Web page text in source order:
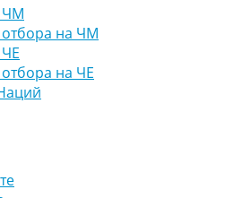
ЧМ
на ЧМ
на ЧЕ